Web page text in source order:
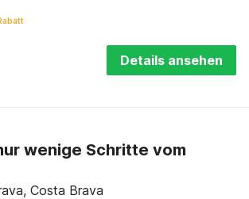
Details ansehen
wenige Schritte vom
Costa Brava